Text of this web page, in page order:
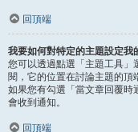
回頂端
我要如何對特定的主題設定我
您可以透過點選「主題工具」
閱，它的位置在討論主題的頂
如果您有勾選「當文章回覆時
會收到通知。
回頂端